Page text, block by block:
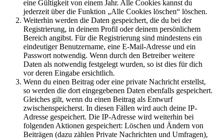
eine Gültigkeit von einem Jahr. Alle Cookies kannst du
jederzeit über die Funktion „Alle Cookies löschen“ löschen.
Weiterhin werden die Daten gespeichert, die du bei der
Registrierung, in deinem Profil oder deinem persönlichem
Bereich angibst. Für die Registrierung sind mindestens ein
eindeutiger Benutzername, eine E-Mail-Adresse und ein
Passwort notwendig. Wenn durch den Betreiber weitere
Daten als notwendig festgelegt wurden, so ist dies für dich
vor deren Eingabe ersichtlich.
Wenn du einen Beitrag oder eine private Nachricht erstellst,
so werden die dort eingegebenen Daten ebenfalls gespeichert.
Gleiches gilt, wenn du einen Beitrag als Entwurf
zwischenspeicherst. In diesen Fällen wird auch deine IP-
Adresse gespeichert. Die IP-Adresse wird weiterhin bei
folgenden Aktionen gespeichert: Löschen und Ändern von
Beiträgen (dazu zählen Private Nachrichten und Umfragen),